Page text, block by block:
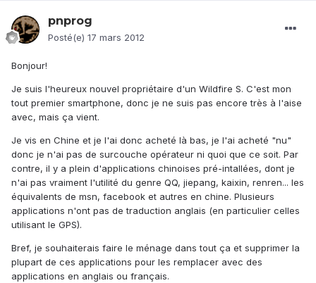
pnprog
Posté(e) 17 mars 2012
Bonjour!
Je suis l'heureux nouvel propriétaire d'un Wildfire S. C'est mon
tout premier smartphone, donc je ne suis pas encore très à l'aise
avec, mais ça vient.
Je vis en Chine et je l'ai donc acheté là bas, je l'ai acheté "nu"
donc je n'ai pas de surcouche opérateur ni quoi que ce soit. Par
contre, il y a plein d'applications chinoises pré-intallées, dont je
n'ai pas vraiment l'utilité du genre QQ, jiepang, kaixin, renren... les
équivalents de msn, facebook et autres en chine. Plusieurs
applications n'ont pas de traduction anglais (en particulier celles
utilisant le GPS).
Bref, je souhaiterais faire le ménage dans tout ça et supprimer la
plupart de ces applications pour les remplacer avec des
applications en anglais ou français.